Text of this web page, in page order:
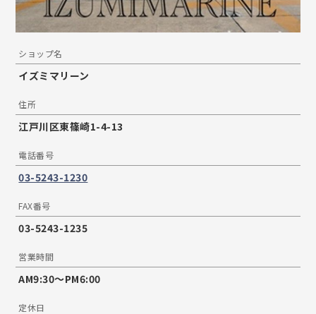
ショップ名
イズミマリーン
住所
江戸川区東篠崎1-4-13
電話番号
03-5243-1230
FAX番号
03-5243-1235
営業時間
AM9:30〜PM6:00
定休日